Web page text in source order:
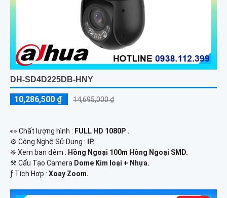
DH-SD4D225DB-HNY
10,286,500 ₫ 14,695,000 ₫
️👀 Chất lượng hình : FULL HD 1080P .
⚙ Công Nghệ Sử Dụng :
IP.
❈ Xem ban đêm : Hồng Ngoại 100m Hồng Ngoại SMD.
⚒ Cấu Tạo Camera Dome Kim loại + Nhựa.
️ƒ Tích Hợp : Xoay Zoom.